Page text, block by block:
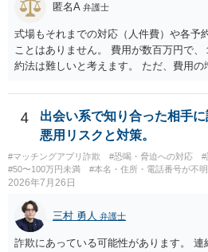
匿名A 弁護士
式場もそれまでの対応（人件費）や各予
ことはありません。 費用が数百万円で
約法は難しいと考えます。 ただ、費用
ということになり、解約するのは理由が
4
出会い系で知り合った相手
悪用リスクと対策。
#マッチングアプリ詐欺 #恐喝・脅迫への対応
#
#50〜100万円未満
#本名・住所・電話番号が不明
2026年7月26日
三村 勇人 弁護士
詐欺にあっている可能性があります。